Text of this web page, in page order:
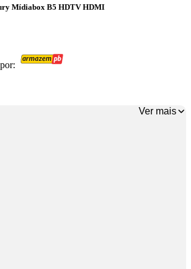
Mídiabox B5 HDTV HDMI
Ver mais